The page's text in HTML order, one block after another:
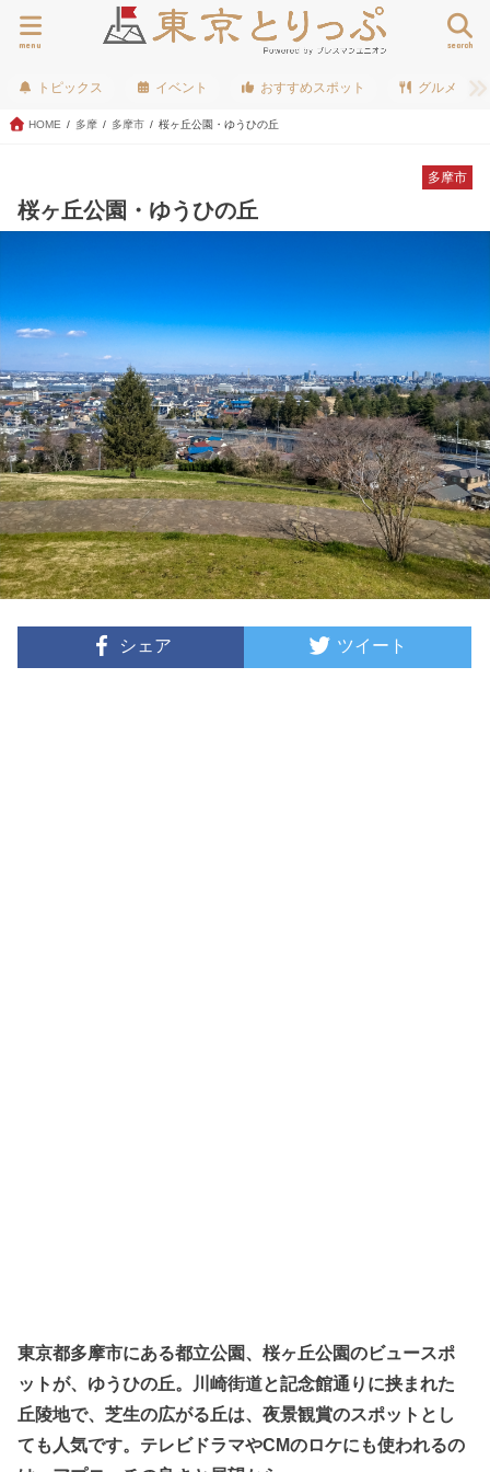
search
menu
トピックス イベント おすすめスポット グルメ
HOME 多摩 多摩市 桜ヶ丘公園・ゆうひの丘
多摩市
桜ヶ丘公園・ゆうひの丘
シェア ツイート
東京都多摩市にある都立公園、桜ヶ丘公園のビュースポ
ットが、ゆうひの丘。川崎街道と記念館通りに挟まれた
丘陵地で、芝生の広がる丘は、夜景観賞のスポットとし
ても人気です。テレビドラマやCMのロケにも使われるの